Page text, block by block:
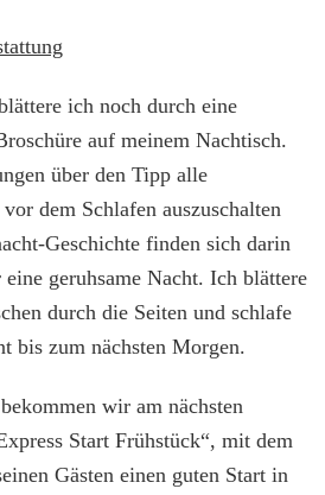
ich noch durch eine
auf meinem Nachtisch.
über den Tipp alle
dem Schlafen auszuschalten
Geschichte finden sich darin
geruhsame Nacht. Ich blättere
durch die Seiten und schlafe
bis zum nächsten Morgen.
wir am nächsten
Start Frühstück“, mit dem
Gästen einen guten Start in